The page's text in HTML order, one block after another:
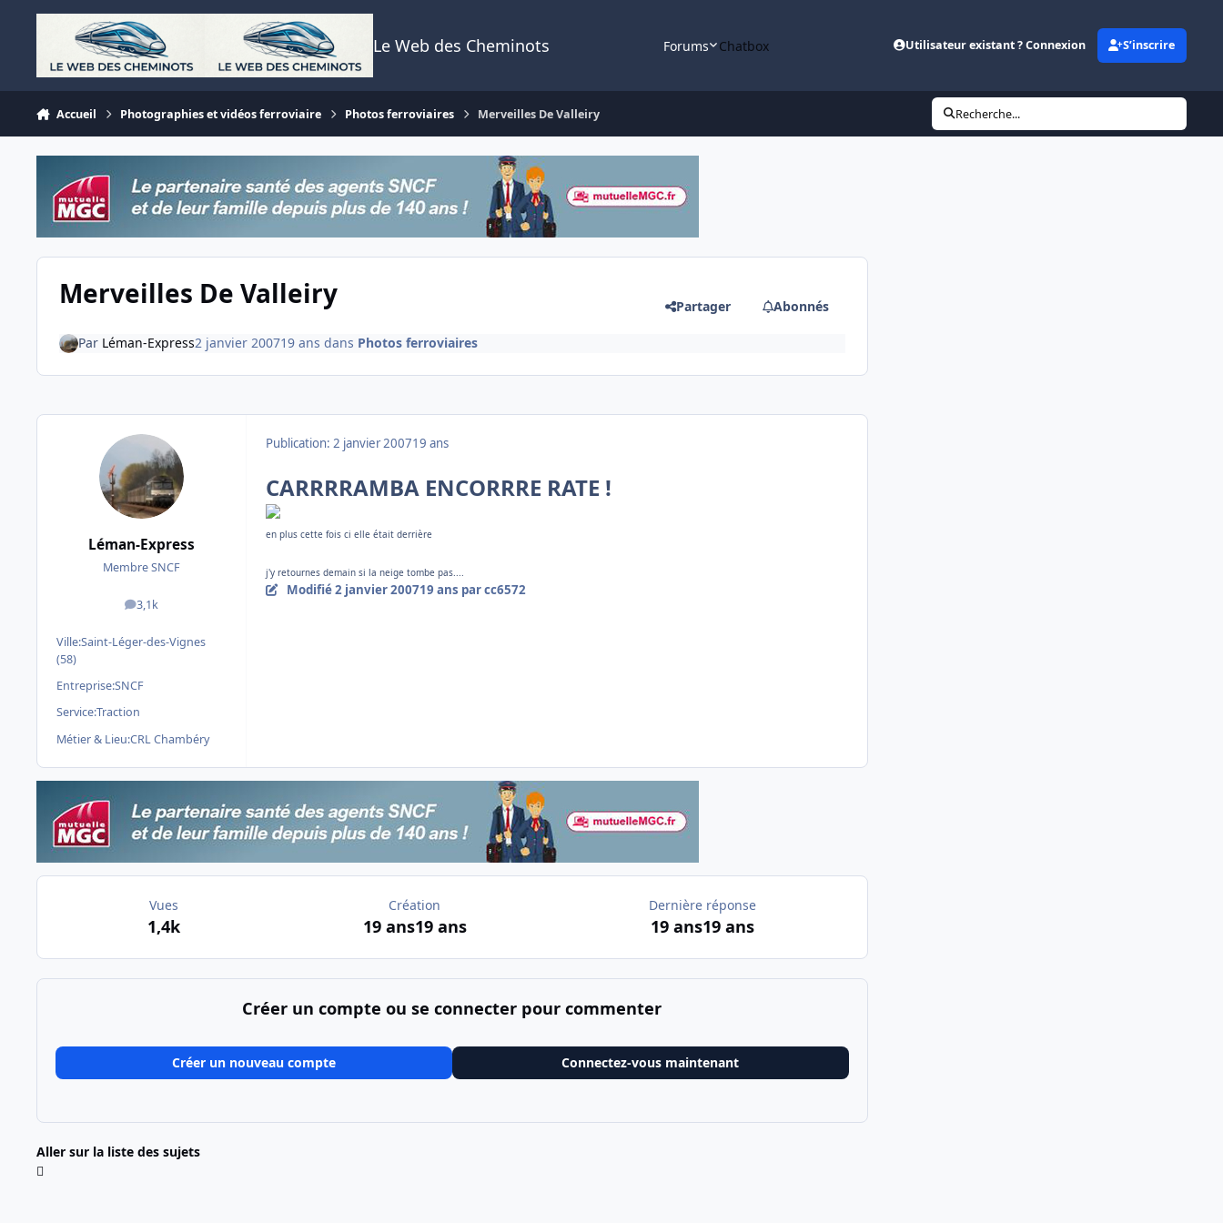
Aller au contenu
Le Web des Cheminots Forums Chatbox Utilisateur existant ? Connexion S’inscrire
Accueil Photographies et vidéos ferroviaire Photos ferroviaires Merveilles De Valleiry Recherche...
Merveilles De Valleiry Partager Abonnés
Par Léman-Express2 janvier 200719 ans dans Photos ferroviaires
Léman-Express
Membre SNCF
3,1k
messages
Ville:Saint-Léger-des-Vignes
(58)
Entreprise:SNCF
Service:Traction
Métier & Lieu:CRL Chambéry
Publication: 2 janvier 200719 ans
CARRRRAMBA ENCORRRE RATE !
en plus cette fois ci elle était derrière
j'y retournes demain si la neige tombe pas....
Modifié2 janvier 200719 ans par cc6572
Vues
1,4k
Création
19 ans19 ans
Dernière réponse
19 ans19 ans
Créer un compte ou se connecter pour commenter
Créer un nouveau compte Connectez-vous maintenant
Aller sur la liste des sujets